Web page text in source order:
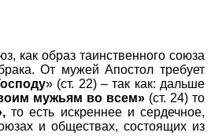
как образ таинственного союза
От мужей Апостол требует
» (ст. 22) – так как: дальше
мужьям во всем»(ст. 24) то
то есть искреннее и сердечное,
и обществах, состоящих из